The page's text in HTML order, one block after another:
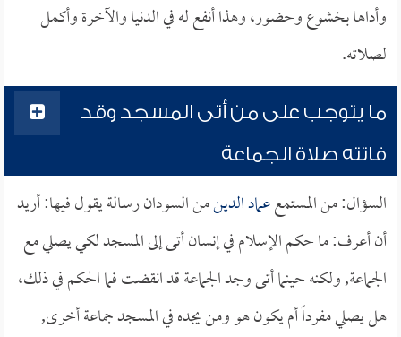
وأداها بخشوع وحضور، وهذا أنفع له في الدنيا والآخرة وأكمل
لصلاته.
ما يتوجب على من أتى المسجد وقد
فاتته صلاة الجماعة
السؤال: من المستمععماد الدينمن السودان رسالة يقول فيها: أريد
أن أعرف: ما حكم الإسلام في إنسان أتى إلى المسجد لكي يصلي مع
الجماعة, ولكنه حينما أتى وجد الجماعة قد انقضت فما الحكم في ذلك،
هل يصلي مفرداً أم يكون هو ومن يجده في المسجد جماعة أخرى,